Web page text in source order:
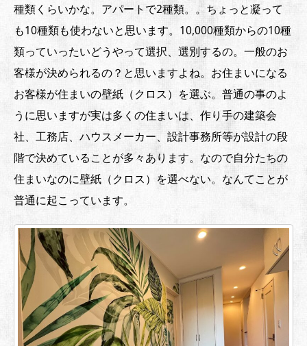
種類くらいかな。アパートで2種類。。ちょっと凝って
も10種類も使わないと思います。10,000種類からの10種
類っていったいどうやって選択、選別するの。一般のお
客様が決められるの？と思いますよね。お住まいになる
お客様が住まいの壁紙（クロス）を選ぶ。普通の事のよ
うに思いますが実は多くの住まいは、作り手の建築会
社、工務店、ハウスメーカー、設計事務所等が設計の段
階で決めていることが多々あります。なので自分たちの
住まいなのに壁紙（クロス）を選べない。なんてことが
普通に起こっています。